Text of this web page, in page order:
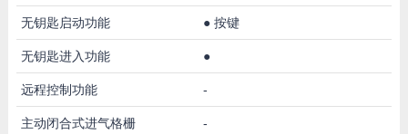
无钥匙启动功能 ● 按键
无钥匙进入功能 ●
远程控制功能 -
主动闭合式进气格栅 -